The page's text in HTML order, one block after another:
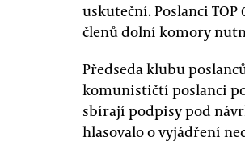
uskuteční. Poslanci
členů dolní komory
Předseda klubu
komunističtí poslanci
sbírají podpisy pod
hlasovalo o vyjádření